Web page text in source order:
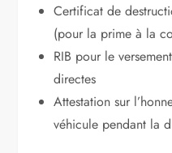
Certificat de
(pour la prime à la
RIB pour le
directes
Attestation sur
véhicule pendant la